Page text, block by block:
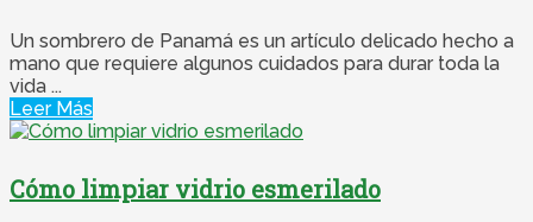
Un sombrero de Panamá es un artículo delicado hecho a
mano que requiere algunos cuidados para durar toda la
vida ...
Leer Más
Cómo limpiar vidrio esmerilado